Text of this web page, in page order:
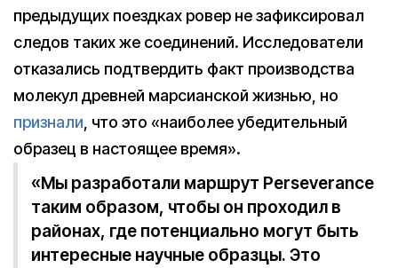
предыдущих поездках ровер не зафиксировал
следов таких же соединений. Исследователи
отказались подтвердить факт производства
молекул древней марсианской жизнью, но
признали, что это «наиболее убедительный
образец в настоящее время».
«Мы разработали маршрут Perseverance
таким образом, чтобы он проходил в
районах, где потенциально могут быть
интересные научные образцы. Это